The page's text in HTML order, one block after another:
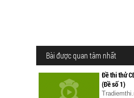
Bài được quan tâm nhất
Đề thi thử
(Đề số 1)